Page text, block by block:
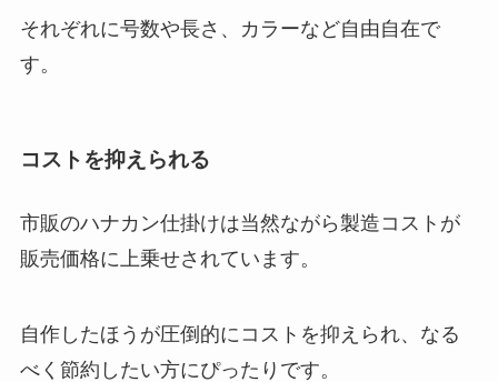
それぞれに号数や長さ、カラーなど自由自在で
す。
コストを抑えられる
市販のハナカン仕掛けは当然ながら製造コストが
販売価格に上乗せされています。
自作したほうが圧倒的にコストを抑えられ、なる
べく節約したい方にぴったりです。